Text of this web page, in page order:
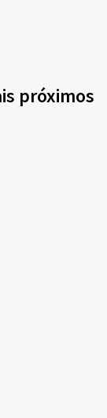
próximos